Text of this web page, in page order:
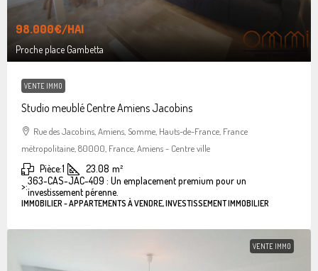
98.000€/HAI
Proche place Gambetta
VENTE IMMO
Studio meublé Centre Amiens Jacobins
Rue des Jacobins, Amiens, Somme, Hauts-de-France, France
métropolitaine, 80000, France, Amiens - Centre ville
Pièce:1 23.08 m²
>:363-CAS-JAC-409 : Un emplacement premium pour un
investissement pérenne.
IMMOBILIER - APPARTEMENTS À VENDRE, INVESTISSEMENT IMMOBILIER
VENTE IMMO